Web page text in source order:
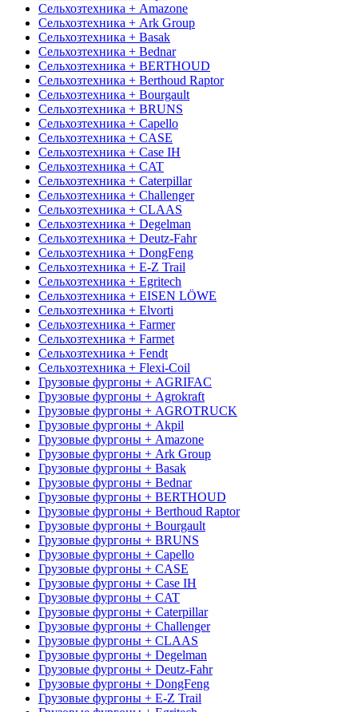
Сельхозтехника + Amazone
Сельхозтехника + Ark Group
Сельхозтехника + Basak
Сельхозтехника + Bednar
Сельхозтехника + BERTHOUD
Сельхозтехника + Berthoud Raptor
Сельхозтехника + Bourgault
Сельхозтехника + BRUNS
Сельхозтехника + Capello
Сельхозтехника + CASE
Сельхозтехника + Case IH
Сельхозтехника + CAT
Сельхозтехника + Caterpillar
Сельхозтехника + Challenger
Сельхозтехника + CLAAS
Сельхозтехника + Degelman
Сельхозтехника + Deutz-Fahr
Сельхозтехника + DongFeng
Сельхозтехника + E-Z Trail
Сельхозтехника + Egritech
Сельхозтехника + EISEN LÖWE
Сельхозтехника + Elvorti
Сельхозтехника + Farmer
Сельхозтехника + Farmet
Сельхозтехника + Fendt
Сельхозтехника + Flexi-Coil
Грузовые фургоны + AGRIFAC
Грузовые фургоны + Agrokraft
Грузовые фургоны + AGROTRUCK
Грузовые фургоны + Akpil
Грузовые фургоны + Amazone
Грузовые фургоны + Ark Group
Грузовые фургоны + Basak
Грузовые фургоны + Bednar
Грузовые фургоны + BERTHOUD
Грузовые фургоны + Berthoud Raptor
Грузовые фургоны + Bourgault
Грузовые фургоны + BRUNS
Грузовые фургоны + Capello
Грузовые фургоны + CASE
Грузовые фургоны + Case IH
Грузовые фургоны + CAT
Грузовые фургоны + Caterpillar
Грузовые фургоны + Challenger
Грузовые фургоны + CLAAS
Грузовые фургоны + Degelman
Грузовые фургоны + Deutz-Fahr
Грузовые фургоны + DongFeng
Грузовые фургоны + E-Z Trail